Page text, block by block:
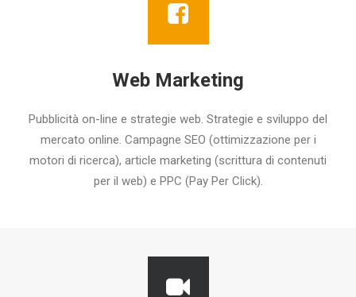
Web Marketing
Pubblicità on-line e strategie web. Strategie e sviluppo del
mercato online. Campagne SEO (ottimizzazione per i
motori di ricerca), article marketing (scrittura di contenuti
per il web) e PPC (Pay Per Click).